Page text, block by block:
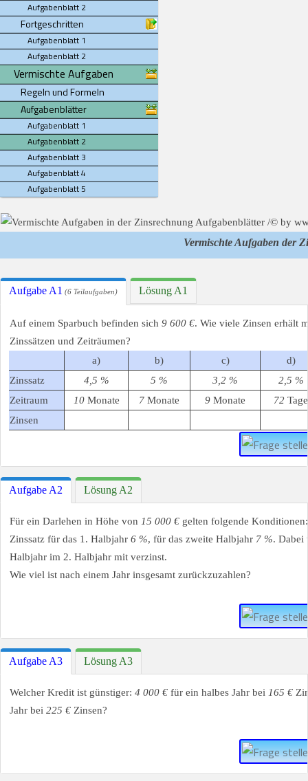
Aufgabenblatt 2
Fortgeschritten
Aufgabenblatt 1
Aufgabenblatt 2
Vermischte Aufgaben
Regeln und Formeln
Aufgabenblätter
Aufgabenblatt 1
Aufgabenblatt 2
Aufgabenblatt 3
Aufgabenblatt 4
Aufgabenblatt 5
Vermischte Aufgaben der
Aufgabe A1 (6 Teilaufgaben) Lösung A1
Auf einem Sparbuch befinden sich 9 600 €. Wie viele Zinsen erhält
Zinssätzen und Zeiträumen?
a)
b) c)
d)
Zinssatz
4,5 % 5 % 3,2 %
2,5 %
Zeitraum
10Monate 7 Monate 9 Monate 72 Tage
Zinsen
Aufgabe A2 Lösung A2
Für ein Darlehen in Höhe von 15 000 € gelten folgende Konditionen:
Zinssatz für das 1. Halbjahr 6 %, für das zweite Halbjahr 7 %. Dabei
Halbjahr im 2. Halbjahr mit verzinst.
Wie viel ist nach einem Jahr insgesamt zurückzuzahlen?
Aufgabe A3 Lösung A3
Welcher Kredit ist günstiger: 4 000 € für ein halbes Jahr bei 165 €
Jahr bei 225 € Zinsen?